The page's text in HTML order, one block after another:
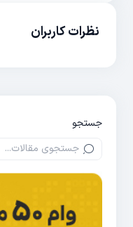
نظرات کاربران
جستجو